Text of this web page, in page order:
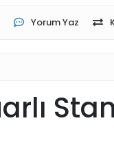
Yorum Yaz